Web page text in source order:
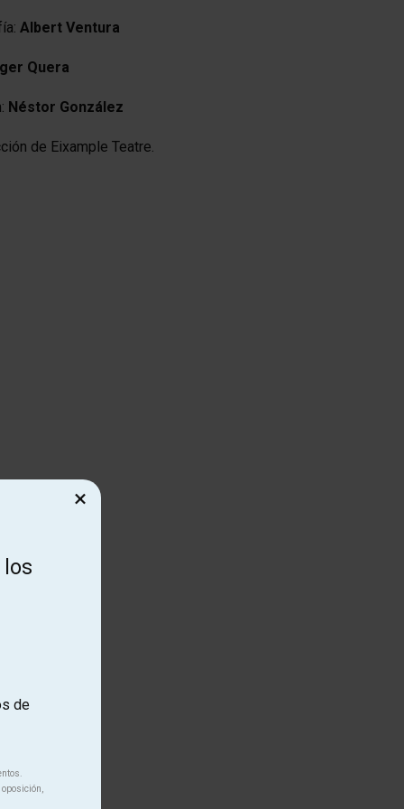
Albert Ventura
Quera
Néstor González
de Eixample Teatre.
de
×